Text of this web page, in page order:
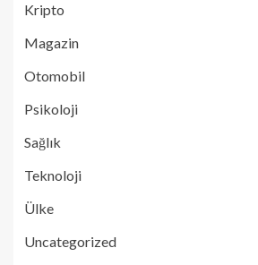
Kripto
Magazin
Otomobil
Psikoloji
Sağlık
Teknoloji
Ülke
Uncategorized